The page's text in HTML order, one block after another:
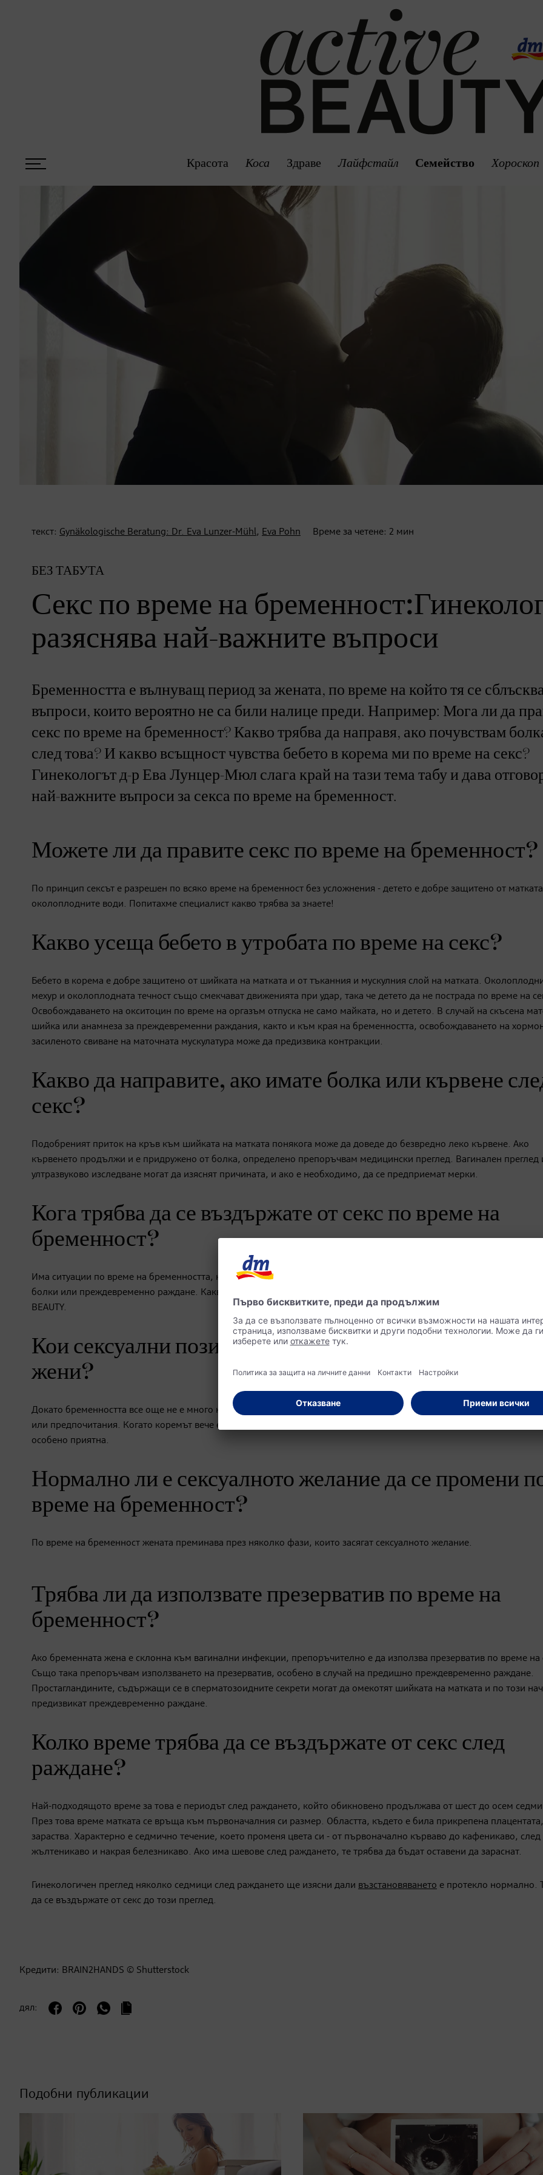
Красота Коса Здраве Лайфстайл Семейство Хороскоп
текст: Gynäkologische Beratung: Dr. Eva Lunzer-Mühl, Eva Pohn Време за четене: 2 мин
БЕЗ ТАБУТА
Секс по време на
разяснява най-важните въпроси
Бременността е вълнуващ период за жената, по време на който тя се
въпроси, които вероятно не са били налице преди. Например: Мога ли да
секс по време на бременност? Какво трябва да направя, ако почувствам
след това? И какво всъщност чувства бебето в корема ми по време на секс?
Гинекологът д-р Ева Лунцер-Мюл слага край на тази тема табу и дава
най-важните въпроси за секса по време на бременност.
Можете ли да правите секс по време на бременност?
По принцип сексът е разрешен по всяко време на бременност без усложнения - детето е добре защитено от
околоплодните води. Попитахме специалист какво трябва за знаете!
Какво усеща бебето в утробата по време на секс?
Бебето в корема е добре защитено от шийката на матката и от тъканния и мускулния слой на матката.
мехур и околоплодната течност също смекчават движенията при удар, така че детето да не пострада по време на
Освобождаването на окситоцин по време на оргазъм отпуска не само майката, но и детето. В случай на скъсена
шийка или анамнеза за преждевременни раждания, както и към края на бременността, освобождаването на
засиленото свиване на маточната мускулатура може да предизвика контракции.
Какво да направите, ако имате болка или кървене
секс?
Подобреният приток на кръв към шийката на матката понякога може да доведе до безвредно леко кървене. Ако
кървенето продължи и е придружено от болка, определено препоръчвам медицински преглед. Вагинален преглед
ултразвуково изследване могат да изяснят причината, и ако е необходимо, да се предприемат мерки.
Кога трябва да се въздържате от секс по време на
бременност?
Има ситуации по време на бременността, които налагат въздържане от секс, за да се избегнат усложнения като
болки или преждевременно раждане. Какви са те, можете да разберете от видеото за женска консултация на ACTIVE
BEAUTY.
Кои сексуални пози са особено удобни за бременни
жени?
Докато бременността все още не е много напреднала, могат да се изпробват различни позиции според Вашите
или предпочитания. Когато коремът вече е по-голям, много двойки намират позата „лъжица“ или позата на
особено приятна.
Нормално ли е сексуалното желание да се промени
време на бременност?
По време на бременност жената преминава през няколко фази, които засягат сексуалното желание.
Трябва ли да използвате презерватив по време на
бременност?
Ако бременната жена е склонна към вагинални инфекции, препоръчително е да използва презерватив по време на
Също така препоръчвам използването на презерватив, особено в случай на предишно преждевременно раждане.
Простагландините, съдържащи се в сперматозоидните секрети могат да омекотят шийката на матката и по този
предизвикат преждевременно раждане.
Колко време трябва да се въздържате от секс след
раждане?
Най-подходящото време за това е периодът след раждането, който обикновено продължава от шест до осем
През това време матката се връща към първоначалния си размер. Областта, където е била прикрепена плацентата,
зараства. Характерно е седмично течение, което променя цвета си - от първоначално кърваво до кафеникаво, след
жълтеникаво и накрая белезникаво. Ако има шевове след раждането, те трябва да бъдат оставени да зараснат.
Гинекологичен преглед няколко седмици след раждането ще изясни дали възстановяването е протекло нормално.
да се въздържате от секс до този преглед.
Кредити: BRAIN2HANDS © Shutterstock
дял:
Подобни публикации